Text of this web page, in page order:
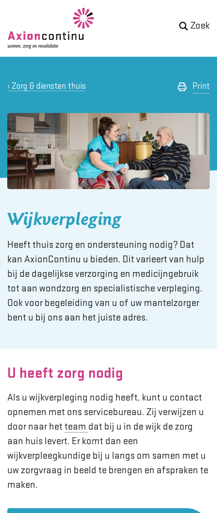
Zoek
Zorg & diensten thuis Print
Wijkverpleging
Heeft thuis zorg en ondersteuning nodig? Dat
kan AxionContinu u bieden. Dit varieert van hulp
bij de dagelijkse verzorging en medicijngebruik
tot aan wondzorg en specialistische verpleging.
Ook voor begeleiding van u of uw mantelzorger
bent u bij ons aan het juiste adres.
U heeft zorg nodig
Als u wijkverpleging nodig heeft, kunt u contact
opnemen met ons servicebureau. Zij verwijzen u
door naar het team dat bij u in de wijk de zorg
aan huis levert. Er komt dan een
wijkverpleegkundige bij u langs om samen met u
uw zorgvraag in beeld te brengen en afspraken te
maken.